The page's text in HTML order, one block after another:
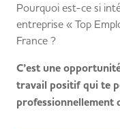
Pourquoi est-ce si
entreprise « Top
France ?
C’est une
travail positif qui te